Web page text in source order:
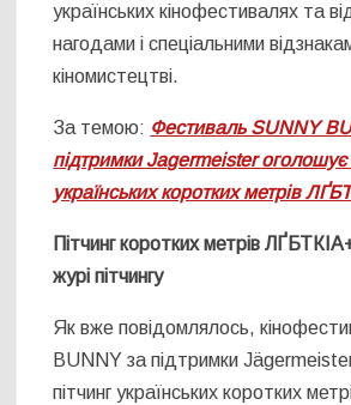
українських кінофестивалях та
нагодами і спеціальними
кіномистецтві.
За темою: Фестиваль SUNNY
підтримки Jagermeister оголошує
українських коротких метрів
Пітчинг коротких метрів
журі пітчингу
Як вже повідомлялось,
BUNNY за підтримки
пітчинг українських коротких